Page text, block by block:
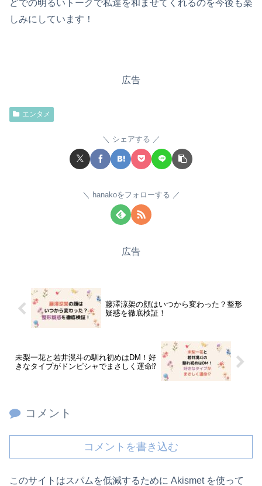
どでの明るいトークで私達を和ませてくれるのを今後も楽
しみにしています！
広告
エンタメ
シェアする
hanakoをフォローする
広告
藤澤涼架の顔はいつから変わった？整形
疑惑を徹底検証！
未梨一花と若井滉斗の馴れ初めはDM！好
きなタイプがドンピシャでまさしく運命⁉
コメント
コメントを書き込む
このサイトはスパムを低減するために Akismet を使って